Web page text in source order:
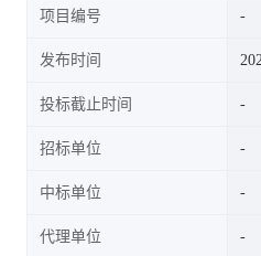
项目编号
发布时间
投标截止时间
招标单位
中标单位
代理单位